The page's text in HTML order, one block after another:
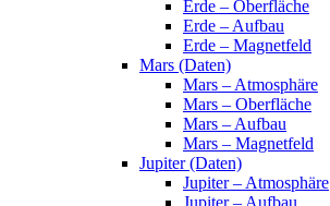
Erde – Oberfläche
Erde – Aufbau
Erde – Magnetfeld
Mars (Daten)
Mars – Atmosphäre
Mars – Oberfläche
Mars – Aufbau
Mars – Magnetfeld
Jupiter (Daten)
Jupiter – Atmosphäre
Jupiter – Aufbau